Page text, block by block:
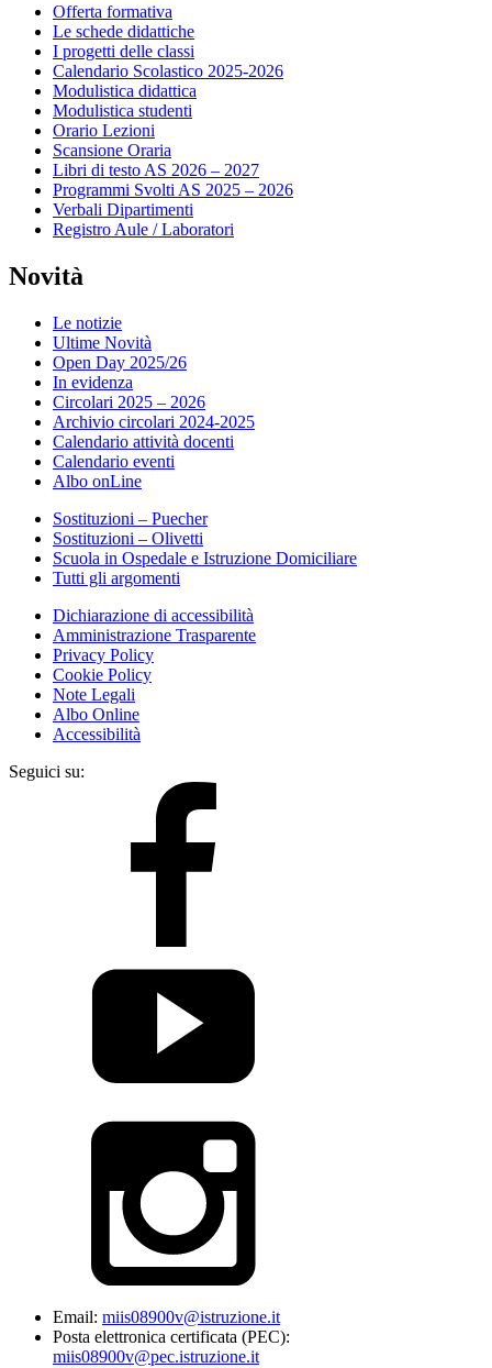
Offerta formativa
Le schede didattiche
I progetti delle classi
Calendario Scolastico 2025-2026
Modulistica didattica
Modulistica studenti
Orario Lezioni
Scansione Oraria
Libri di testo AS 2026 – 2027
Programmi Svolti AS 2025 – 2026
Verbali Dipartimenti
Registro Aule / Laboratori
Novità
Le notizie
Ultime Novità
Open Day 2025/26
In evidenza
Circolari 2025 – 2026
Archivio circolari 2024-2025
Calendario attività docenti
Calendario eventi
Albo onLine
Sostituzioni – Puecher
Sostituzioni – Olivetti
Scuola in Ospedale e Istruzione Domiciliare
Tutti gli argomenti
Dichiarazione di accessibilità
Amministrazione Trasparente
Privacy Policy
Cookie Policy
Note Legali
Albo Online
Accessibilità
Seguici su:
Email: miis08900v@istruzione.it
Posta elettronica certificata (PEC):
miis08900v@pec.istruzione.it